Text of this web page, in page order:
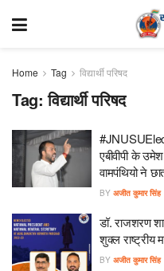
Home Tag विद्यार्थी परिषद
Tag:विद्यार्थी परिषद
एबीवीपी के
वामपंथियो ने
BY अजीत कुमार सिंह
डॉ. राजशरण
शुक्ल राष्ट्रीय
BY अजीत कुमार सिंह